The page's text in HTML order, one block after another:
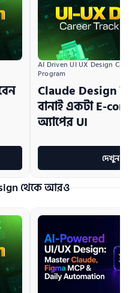
AI Driven UI UX Design
Program
Claude Design
বানাই একটা E-
অ্যাপের UI
দেখুন
থেকে আরও